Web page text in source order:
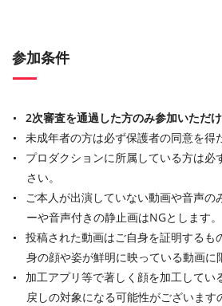
参加条件
2次審査を通過した方のみ参加いただけ
未成年者の方は必ず保護者の同意を得
プロダクションに所属している方は必
さい。
ご本人が出演していない動画や音声の
ーや音声付きの静止画はNGとします。
投稿された動画はご自身を証明するも
身の顔や姿が鮮明に映っている動画に
加工アプリ等で著しく顔を加工してい
戻しの対象になる可能性がございます